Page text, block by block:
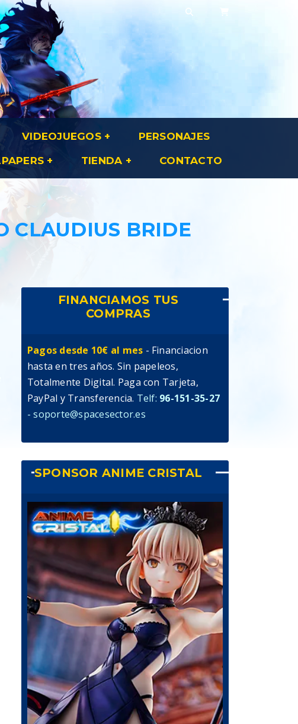
VIDEOJUEGOS
PERSONAJES
TIENDA CONTACTO
CLAUDIUS BRIDE
FINANCIAMOS TUS
COMPRAS
Pagos desde 10€ al mes - Financiacion
hasta en tres años. Sin papeleos,
Totalmente Digital. Paga con Tarjeta,
PayPal y Transferencia. Telf: 96-151-35-27
- soporte@spacesector.es
SPONSOR ANIME CRISTAL